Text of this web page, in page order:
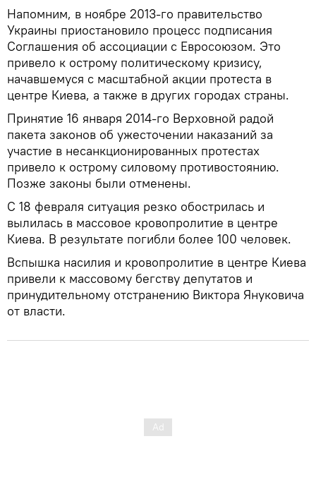
Напомним, в ноябре 2013-го правительство
Украины приостановило процесс подписания
Соглашения об ассоциации с Евросоюзом. Это
привело к острому политическому кризису,
начавшемуся с масштабной акции протеста в
центре Киева, а также в других городах страны.
Принятие 16 января 2014-го Верховной радой
пакета законов об ужесточении наказаний за
участие в несанкционированных протестах
привело к острому силовому противостоянию.
Позже законы были отменены.
С 18 февраля ситуация резко обострилась и
вылилась в массовое кровопролитие в центре
Киева. В результате погибли более 100 человек.
Вспышка насилия и кровопролитие в центре Киева
привели к массовому бегству депутатов и
принудительному отстранению Виктора Януковича
от власти.